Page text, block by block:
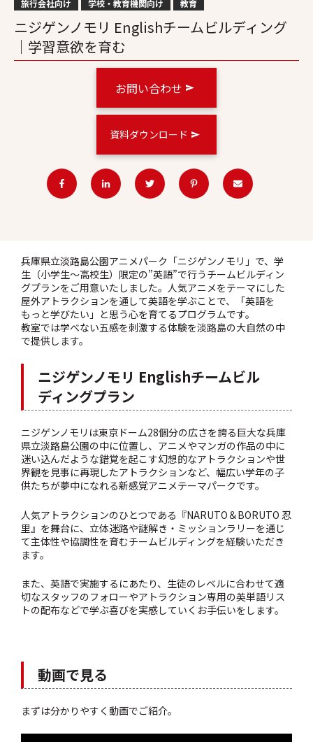
旅行会社向け 学校・教育機関向け 教育
ニジゲンノモリ Englishチームビルディング
｜学習意欲を育む
お問い合わせ
資料ダウンロード
兵庫県立淡路島公園アニメパーク「ニジゲンノモリ」で、学
生（小学生～高校生）限定の”英語”で行うチームビルディン
グプランをご用意いたしました。 人気アニメをテーマにした
屋外アトラクションを通して英語を学ぶことで、「英語を
もっと学びたい」と思う心を育てるプログラムです。
教室では学べない五感を刺激する体験を淡路島の大自然の中
で提供します。
ニジゲンノモリ Englishチームビル
ディングプラン
ニジゲンノモリは東京ドーム28個分の広さを誇る巨大な兵庫
県立淡路島公園の中に位置し、アニメやマンガの作品の中に
迷い込んだような錯覚を起こす幻想的なアトラクションや世
界観を見事に再現したアトラクションなど、幅広い学年の子
供たちが夢中になれる新感覚アニメテーマパークです。
人気アトラクションのひとつである『NARUTO＆BORUTO 忍
里』を舞台に、立体迷路や謎解き・ミッションラリーを通じ
て主体性や協調性を育むチームビルディングを経験いただき
ます。
また、英語で実施するにあたり、生徒のレベルに合わせて適
切なスタッフのフォローやアトラクション専用の英単語リス
トの配布などで学ぶ喜びを実感していくお手伝いをします。
動画で見る
まずは分かりやすく動画でご紹介。